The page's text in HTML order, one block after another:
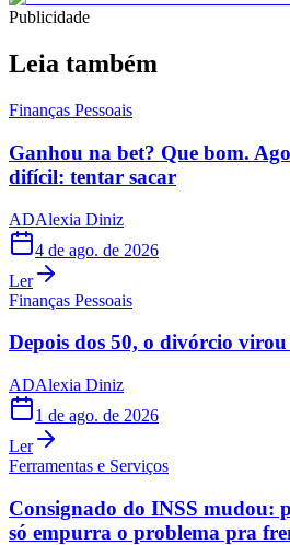
Publicidade
Leia também
Finanças Pessoais
Ganhou na bet? Que bom.
difícil: tentar sacar
ADAlexia Diniz
4 de ago. de 2026
Ler
Finanças Pessoais
Depois dos 50, o divórcio
ADAlexia Diniz
1 de ago. de 2026
Ler
Ferramentas e Serviços
Consignado do INSS mudou:
só empurra o problema pra